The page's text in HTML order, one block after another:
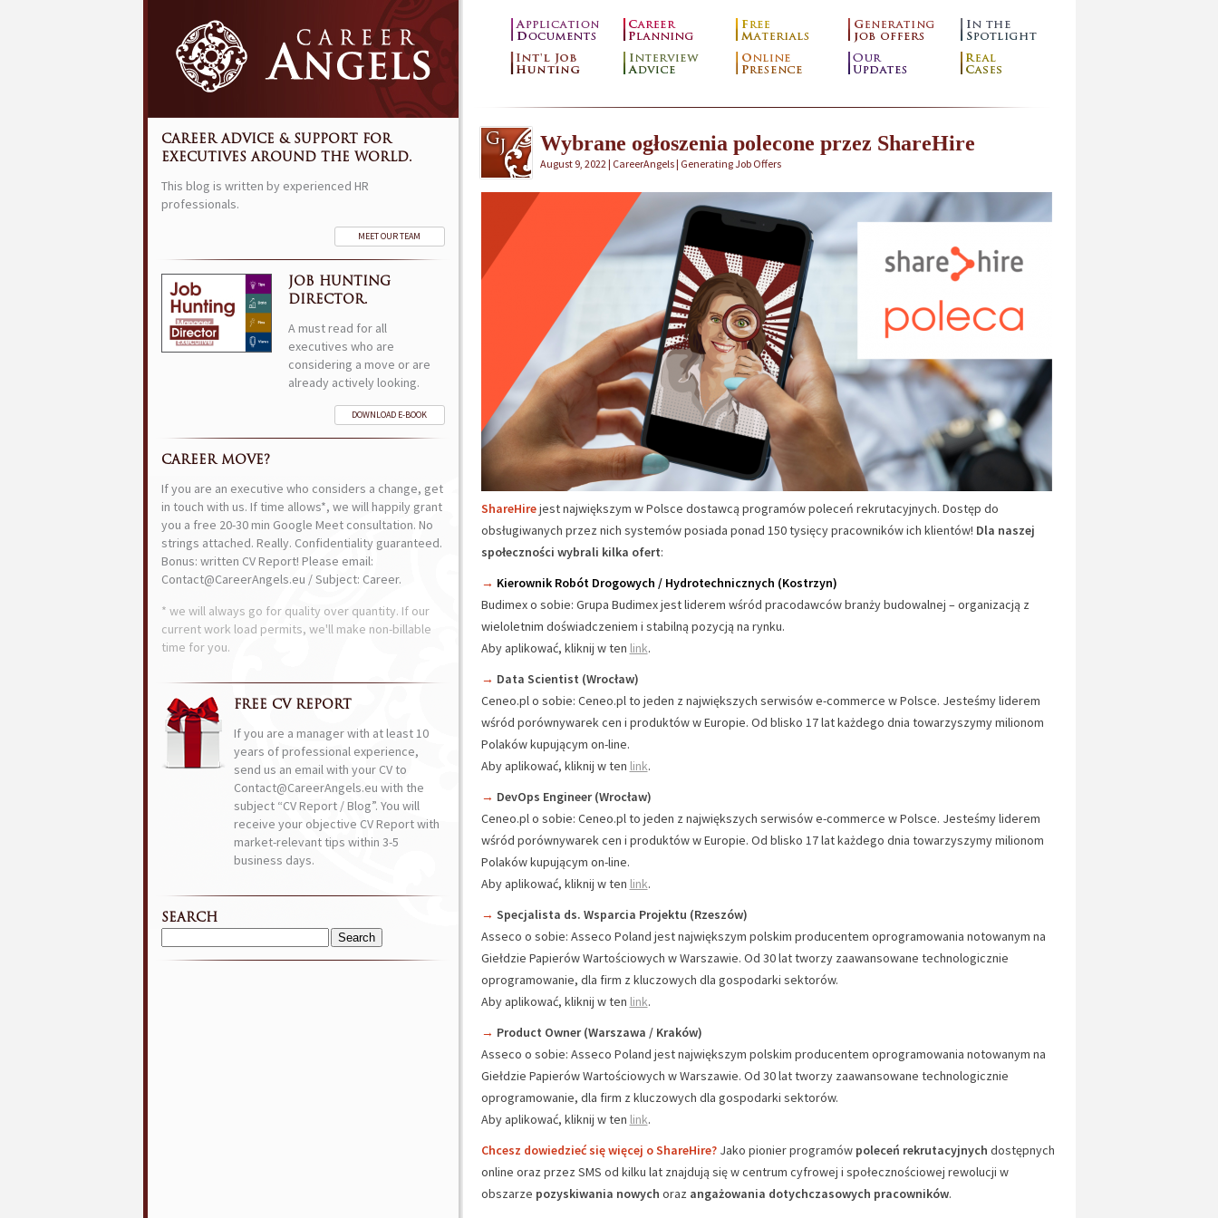
Wybrane ogłoszenia polecone przez ShareHire
August 9, 2022 | CareerAngels | Generating Job Offers
ShareHirejest największym w Polsce dostawcą programów poleceń rekrutacyjnych. Dostęp do
obsługiwanych przez nich systemów posiada ponad 150 tysięcy pracowników ich klientów! Dla naszej
społeczności wybrali kilka ofert:
→ Kierownik Robót Drogowych / Hydrotechnicznych (Kostrzyn)
Budimex o sobie: Grupa Budimex jest liderem wśród pracodawców branży budowalnej – organizacją z
wieloletnim doświadczeniem i stabilną pozycją na rynku.
Aby aplikować, kliknij w ten link.
→ Data Scientist (Wrocław)
Ceneo.pl o sobie: Ceneo.pl to jeden z największych serwisów e-commerce w Polsce. Jesteśmy liderem
wśród porównywarek cen i produktów w Europie. Od blisko 17 lat każdego dnia towarzyszymy milionom
Polaków kupującym on-line.
Aby aplikować, kliknij w ten link.
→ DevOps Engineer (Wrocław)
Ceneo.pl o sobie: Ceneo.pl to jeden z największych serwisów e-commerce w Polsce. Jesteśmy liderem
wśród porównywarek cen i produktów w Europie. Od blisko 17 lat każdego dnia towarzyszymy milionom
Polaków kupującym on-line.
Aby aplikować, kliknij w ten link.
→ Specjalista ds. Wsparcia Projektu (Rzeszów)
Asseco o sobie: Asseco Poland jest największym polskim producentem oprogramowania notowanym na
Giełdzie Papierów Wartościowych w Warszawie. Od 30 lat tworzy zaawansowane technologicznie
oprogramowanie, dla firm z kluczowych dla gospodarki sektorów.
Aby aplikować, kliknij w ten link.
→ Product Owner (Warszawa / Kraków)
Asseco o sobie: Asseco Poland jest największym polskim producentem oprogramowania notowanym na
Giełdzie Papierów Wartościowych w Warszawie. Od 30 lat tworzy zaawansowane technologicznie
oprogramowanie, dla firm z kluczowych dla gospodarki sektorów.
Aby aplikować, kliknij w ten link.
Chcesz dowiedzieć się więcej o ShareHire?Jako pionier programów poleceń rekrutacyjnych dostępnych
online oraz przez SMS od kilku lat znajdują się w centrum cyfrowej i społecznościowej rewolucji w
obszarze pozyskiwania nowych oraz angażowania dotychczasowych pracowników.
CAREER ADVICE & SUPPORT FOR
EXECUTIVES AROUND THE WORLD.
This blog is written by experienced HR
professionals.
MEET OUR TEAM
JOB HUNTING
DIRECTOR.
A must read for all
executives who are
considering a move or are
already actively looking.
DOWNLOAD E-BOOK
CAREER MOVE?
If you are an executive who considers a change, get
in touch with us. If time allows*, we will happily grant
you a free 20-30 min Google Meet consultation. No
strings attached. Really. Confidentiality guaranteed.
Bonus: written CV Report! Please email:
Contact@CareerAngels.eu / Subject: Career.
* we will always go for quality over quantity. If our
current work load permits, we'll make non-billable
time for you.
FREE CV REPORT
If you are a manager with at least 10
years of professional experience,
send us an email with your CV to
Contact@CareerAngels.eu with the
subject “CV Report / Blog”. You will
receive your objective CV Report with
market-relevant tips within 3-5
business days.
SEARCH
Search
for: